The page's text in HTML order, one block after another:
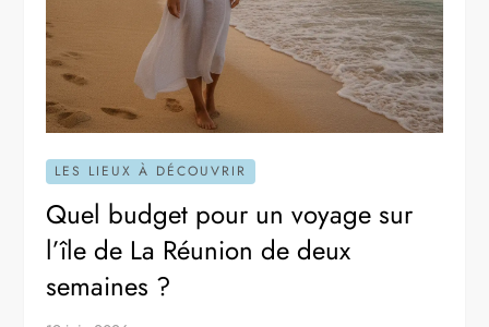
LES LIEUX À DÉCOUVRIR
Quel budget pour un voyage sur
l’île de La Réunion de deux
semaines ?